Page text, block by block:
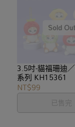
3.5吋-貓福珊迪
系列 KH15361
NT$99
已售完